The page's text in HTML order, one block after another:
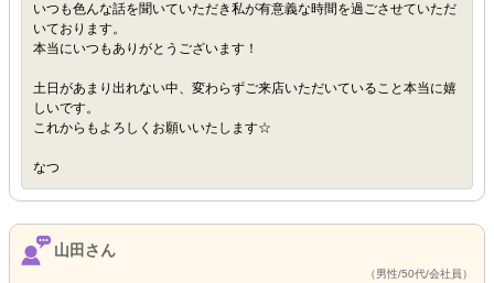
いつも色んな話を聞いていただき私が有意義な時間を過ごさせていただ
いております。
本当にいつもありがとうございます！
土日があまり出れない中、変わらずご来店いただいていること本当に嬉
しいです。
これからもよろしくお願いいたします☆
なつ
山田さん
（男性/50代/会社員）